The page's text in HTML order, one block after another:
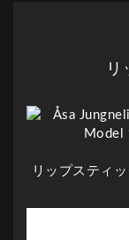
リ
リップスティ